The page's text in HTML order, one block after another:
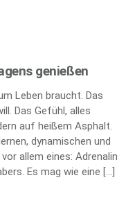
genießen
Leben braucht. Das
Das Gefühl, alles
auf heißem Asphalt.
dynamischen und
allem eines: Adrenalin
Es mag wie eine […]